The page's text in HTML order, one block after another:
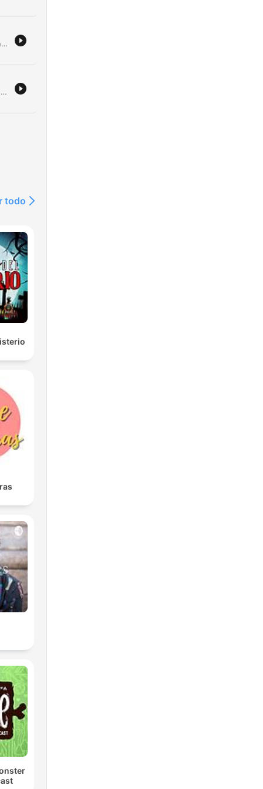
Programlederne diskuterer alt fra ferieplaner og forventninger rundt en kommende fødsel, til personlige anekdoter om bursdager og familieforhold. Episoden tar også for seg humoristiske lytterspørsmål om anatomi og definisjonen av svigerfamilie. Diskusjonen beveger seg videre til sportstemaer, med fokus på regler rundt hjemme- og bortedrakter i fotball, samt tekniske detaljer ved bruk av fotballstrømper.
Programlederne diskuterer ulike temaer, inkludert en oppfordring til lytterne om å sende inn bilder fra ferien og en debatt om hvem i Sportsklubben som er det beste eller verste forbildet. Episoden tar opp kontroversielle 'brandfakler' om barneidrett og kjønnsidentitet. Samtalen beveger seg videre til nostalgiske minner om å leie film på VHS og oppleve fysiske videobutikker. Programlederne reflekterer også over barndommens enkle gleder, som konglesanking og det sosiale livet i nabolaget før digitale plattformer tok over.
todo